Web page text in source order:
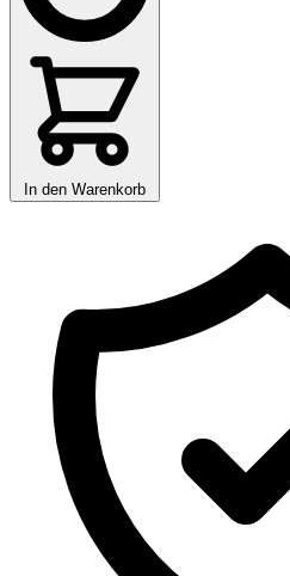
In den Warenkorb